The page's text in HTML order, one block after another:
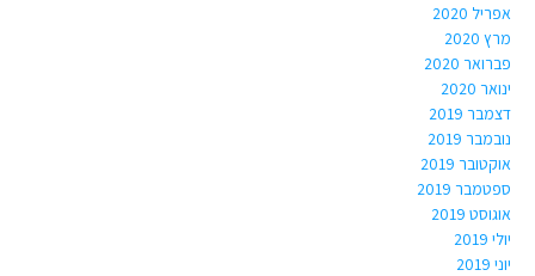
אפריל 2020
מרץ 2020
פברואר 2020
ינואר 2020
דצמבר 2019
נובמבר 2019
אוקטובר 2019
ספטמבר 2019
אוגוסט 2019
יולי 2019
יוני 2019